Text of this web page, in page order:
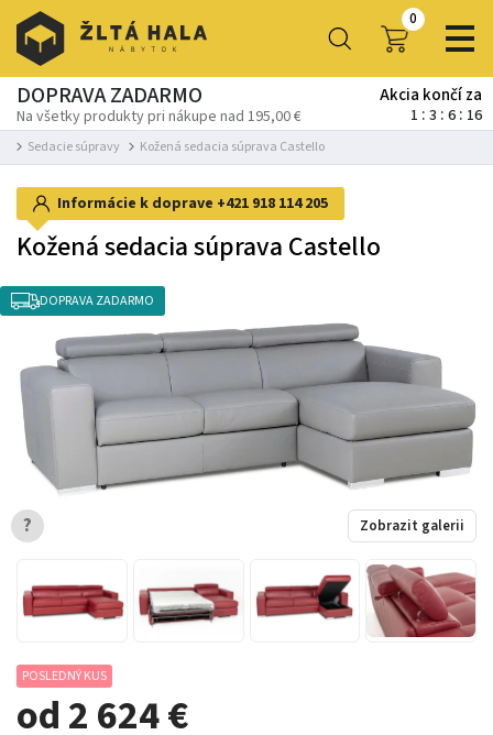
0
DOPRAVA ZADARMO
Na všetky produkty pri nákupe nad 195,00 €
Akcia končí za
1 3 6 16
Sedacie súpravy Kožená sedacia súprava Castello
POSLEDNÝ KUS
od 2 624 €
Informácie k doprave +421 918 114 205
Kožená sedacia súprava Castello
DOPRAVA ZADARMO
Zobrazit galerii
?